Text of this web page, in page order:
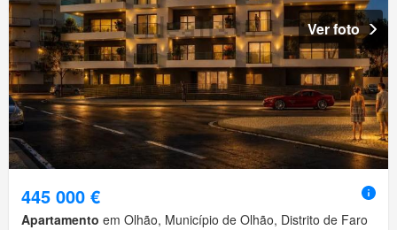
Ver foto
445 000 €
Apartamento em Olhão, Município de Olhão, Distrito de Faro